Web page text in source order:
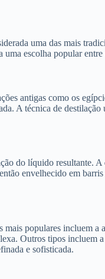
uma das mais
escolha popular entre
antigas como os
A técnica de
do líquido resultante.
envelhecido em
populares incluem
Outros tipos incluem
e sofisticada.